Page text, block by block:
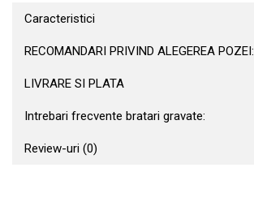
Caracteristici
RECOMANDARI PRIVIND ALEGEREA POZEI:
LIVRARE SI PLATA
Intrebari frecvente bratari gravate:
Review-uri (0)